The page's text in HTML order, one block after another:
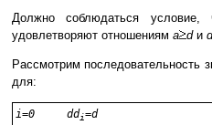
Должно соблюдаться
удовлетворяют отношениям a dи
Рассмотрим последовательность
для:
i=0	ddi=d